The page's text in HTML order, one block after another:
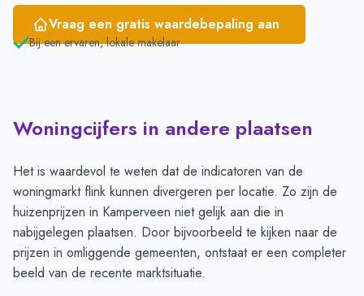
Vraag een gratis waardebepaling aan
Bij een ervaren, lokale makelaar
Woningcijfers in andere plaatsen
Het is waardevol te weten dat de indicatoren van de
woningmarkt flink kunnen divergeren per locatie. Zo zijn de
huizenprijzen in Kamperveen niet gelijk aan die in
nabijgelegen plaatsen. Door bijvoorbeeld te kijken naar de
prijzen in omliggende gemeenten, ontstaat er een completer
beeld van de recente marktsituatie.